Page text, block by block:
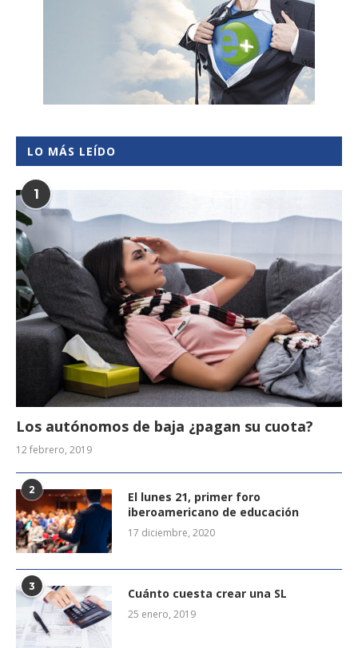
LO MÁS LEÍDO
1
Los autónomos de baja ¿pagan su cuota?
12 febrero, 2019
2
El lunes 21, primer foro
iberoamericano de educación
17 diciembre, 2020
3 Cuánto cuesta crear una SL
25 enero, 2019